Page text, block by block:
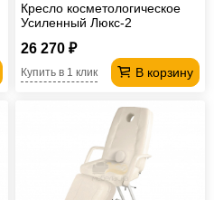
Кресло косметологическое
Усиленный Люкс-2
26 270 ₽
В корзину
Купить в 1 клик